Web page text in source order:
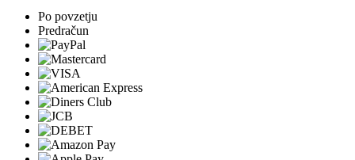
Po povzetju
Predračun